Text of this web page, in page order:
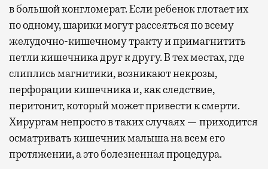
в большой конгломерат. Если ребенок глотает их
по одному, шарики могут рассеяться по всему
желудочно-кишечному тракту и примагнитить
петли кишечника друг к другу. В тех местах, где
слиплись магнитики, возникают некрозы,
перфорации кишечника и, как следствие,
перитонит, который может привести к смерти.
Хирургам непросто в таких случаях — приходится
осматривать кишечник малыша на всем его
протяжении, а это болезненная процедура.